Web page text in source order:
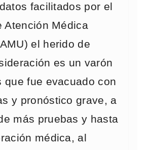
facilitados por el
Atención Médica
el herido de
es un varón
que fue evacuado con
y pronóstico grave, a
más pruebas y hasta
médica, al